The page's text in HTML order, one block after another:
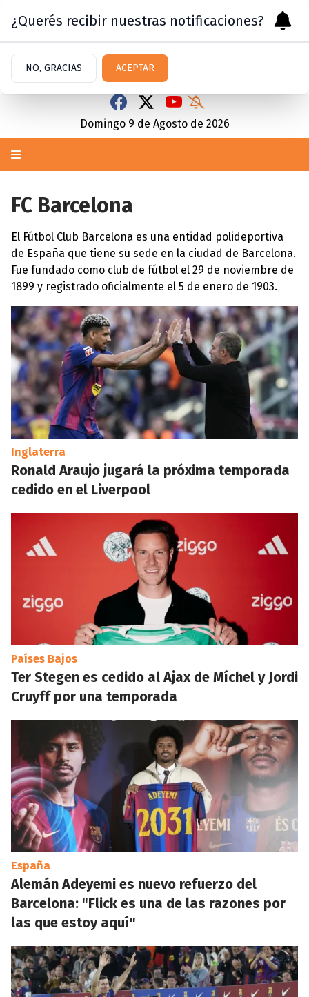
Domingo 9 de Agosto de 2026
FC Barcelona
El Fútbol Club Barcelona es una entidad polideportiva
de España que tiene su sede en la ciudad de Barcelona.
Fue fundado como club de fútbol el 29 de noviembre de
1899 y registrado oficialmente el 5 de enero de 1903.​​​
Inglaterra
Ronald Araujo jugará la próxima temporada
cedido en el Liverpool
Países Bajos
Ter Stegen es cedido al Ajax de Míchel y Jordi
Cruyff por una temporada
España
Alemán Adeyemi es nuevo refuerzo del
Barcelona: "Flick es una de las razones por
las que estoy aquí"
¿Querés recibir nuestras notificaciones?
NO, GRACIAS ACEPTAR